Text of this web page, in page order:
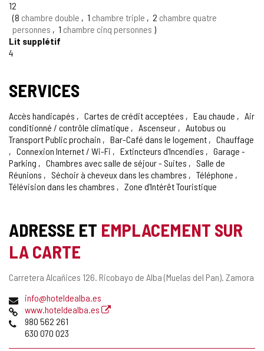
12
8 chambre double 1 chambre triple 2 chambre quatre
personnes
1 chambre cinq personnes
Lit supplétif
4
SERVICES
Accès handicapés Cartes de crédit acceptées Eau chaude
Air
conditionné / contrôle climatique
Ascenseur
Autobus ou
Transport Public prochain
Bar-Café dans le logement
Chauffage
Connexion Internet / Wi-Fi
Extincteurs d'Incendies
Garage -
Parking
Chambres avec salle de séjour - Suites
Salle de
Réunions
Séchoir à cheveux dans les chambres
Téléphone
Télévision dans les chambres
Zone d'Intérêt Touristique
ADRESSE ET EMPLACEMENT SUR
LA CARTE
Adresse
Carretera Alcañices 126. Ricobayo de Alba (Muelas del Pan). Zamora
Adresse
de
courrier
électronique
info@hoteldealba.es
Page
Web
www.hoteldealba.es
Téléphones
980 562 261
630 070 023